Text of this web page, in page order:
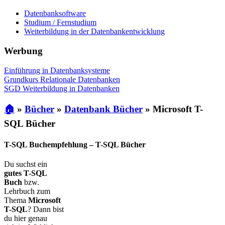
Datenbanksoftware
Studium / Fernstudium
Weiterbildung in der Datenbankentwicklung
Werbung
Einführung in Datenbanksysteme
Grundkurs Relationale Datenbanken
SGD Weiterbildung in Datenbanken
🏠 » Bücher » Datenbank Bücher » Microsoft T-
SQL Bücher
T-SQL Buchempfehlung – T-SQL Bücher
Du suchst ein
gutes T-SQL
Buch bzw.
Lehrbuch zum
Thema Microsoft
T-SQL? Dann bist
du hier genau